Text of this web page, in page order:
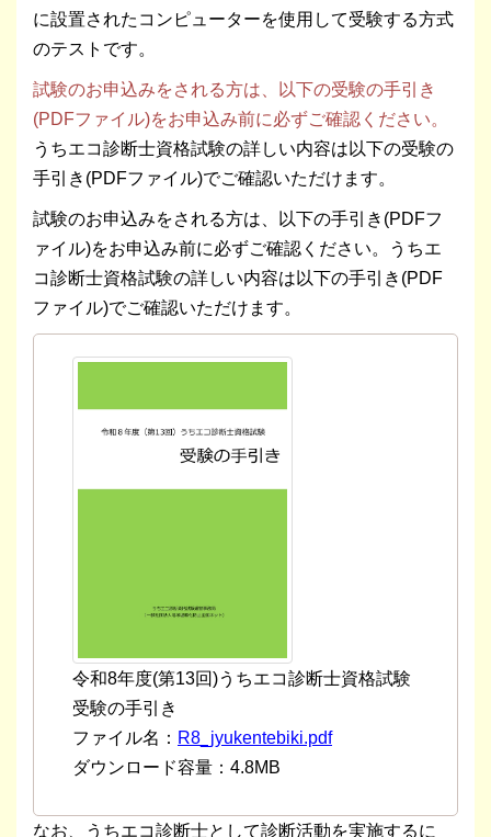
に設置されたコンピューターを使用して受験する方式
のテストです。
試験のお申込みをされる方は、以下の受験の手引き
(PDFファイル)をお申込み前に必ずご確認ください。
うちエコ診断士資格試験の詳しい内容は以下の受験の
手引き(PDFファイル)でご確認いただけます。
試験のお申込みをされる方は、以下の手引き(PDFフ
ァイル)をお申込み前に必ずご確認ください。うちエ
コ診断士資格試験の詳しい内容は以下の手引き(PDF
ファイル)でご確認いただけます。
令和8年度(第13回)うちエコ診断士資格試験
受験の手引き
ファイル名： R8_jyukentebiki.pdf
ダウンロード容量：4.8MB
なお、うちエコ診断士として診断活動を実施するに